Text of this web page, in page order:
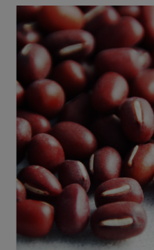
辛香料類
奶蛋豆・五穀
豆製品
肉品・水產
畜產肉類
水畜加工品
調理食材・點心
麵食
肉食
海鮮
常備菜
蔬食
蛋料理
料理方式
烘焙．點心
醬料
預購活動
把最好的台灣味帶回家！
防災用品預購圓滿結束
2026年端午節預購圓滿結束
更多預購活動
當季產品
傳到心坎裡，誠心又澎派
合作25-經典快閃最後一週
合作25-精選產品第四彈
綠主張
觀點文章
主婦食堂
社內大小事
產品故事
樂齡生活
廚房瑜伽
關注議題
減硝酸鹽
關於合作社
認識合作社
關於我們
合作社組織
員工與求才
產品檢驗
自主把關
重要公告